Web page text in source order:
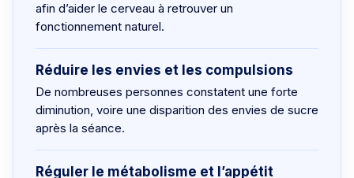
afin d’aider le cerveau à retrouver un
fonctionnement naturel.
Réduire les envies et les compulsions
De nombreuses personnes constatent une forte
diminution, voire une disparition des envies de sucre
après la séance.
Réguler le métabolisme et l’appétit